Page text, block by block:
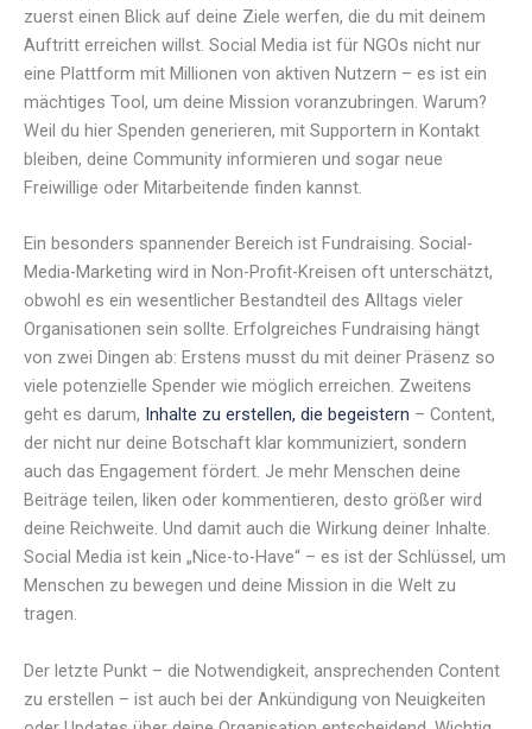
zuerst einen Blick auf deine Ziele werfen, die du mit deinem
Auftritt erreichen willst. Social Media ist für NGOs nicht nur
eine Plattform mit Millionen von aktiven Nutzern – es ist ein
mächtiges Tool, um deine Mission voranzubringen. Warum?
Weil du hier Spenden generieren, mit Supportern in Kontakt
bleiben, deine Community informieren und sogar neue
Freiwillige oder Mitarbeitende finden kannst.
Ein besonders spannender Bereich ist Fundraising. Social-
Media-Marketing wird in Non-Profit-Kreisen oft unterschätzt,
obwohl es ein wesentlicher Bestandteil des Alltags vieler
Organisationen sein sollte. Erfolgreiches Fundraising hängt
von zwei Dingen ab: Erstens musst du mit deiner Präsenz so
viele potenzielle Spender wie möglich erreichen. Zweitens
geht es darum, Inhalte zu erstellen, die begeistern – Content,
der nicht nur deine Botschaft klar kommuniziert, sondern
auch das Engagement fördert. Je mehr Menschen deine
Beiträge teilen, liken oder kommentieren, desto größer wird
deine Reichweite. Und damit auch die Wirkung deiner Inhalte.
Social Media ist kein „Nice-to-Have“ – es ist der Schlüssel, um
Menschen zu bewegen und deine Mission in die Welt zu
tragen.
Der letzte Punkt – die Notwendigkeit, ansprechenden Content
zu erstellen – ist auch bei der Ankündigung von Neuigkeiten